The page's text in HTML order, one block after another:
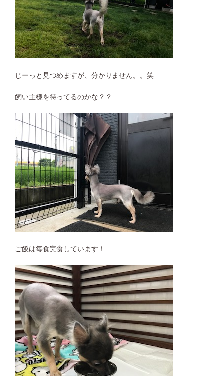
じーっと見つめますが、分かりません。。笑
飼い主様を待ってるのかな？？
ご飯は毎食完食しています！